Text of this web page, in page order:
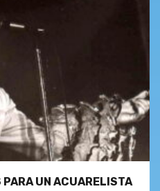
UN ACUARELISTA